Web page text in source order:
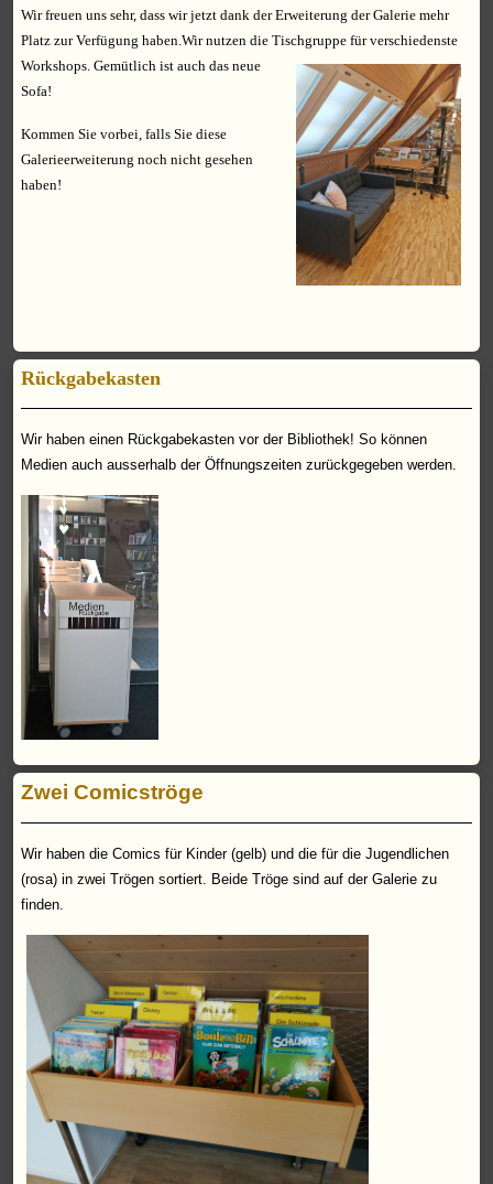
Wir freuen uns sehr, dass wir jetzt dank der Erweiterung der Galerie mehr
Platz zur Verfügung haben.Wir nutzen die Tischgruppe für verschiedenste
Workshops. Gemütlich ist auch das neue
Sofa!
Kommen Sie vorbei, falls Sie diese
Galerieerweiterung noch nicht gesehen
haben!
Rückgabekasten
Wir haben einen Rückgabekasten vor der Bibliothek! So können
Medien auch ausserhalb der Öffnungszeiten zurückgegeben werden.
Zwei Comicströge
Wir haben die Comics für Kinder (gelb) und die für die Jugendlichen
(rosa) in zwei Trögen sortiert. Beide Tröge sind auf der Galerie zu
finden.